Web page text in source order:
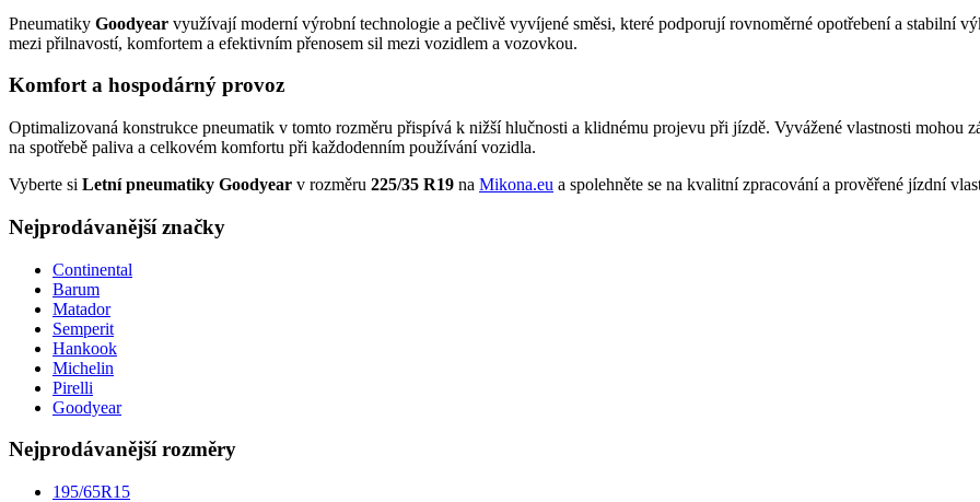
Pneumatiky Goodyear využívají moderní výrobní technologie a pečlivě vyvíjené směsi, které podporují rovnoměrné opotřebení a stabilní
mezi přilnavostí, komfortem a efektivním přenosem sil mezi vozidlem a vozovkou.
Komfort a hospodárný provoz
Optimalizovaná konstrukce pneumatik v tomto rozměru přispívá k nižší hlučnosti a klidnému projevu při jízdě. Vyvážené vlastnosti mohou
na spotřebě paliva a celkovém komfortu při každodenním používání vozidla.
Vyberte si Letní pneumatiky Goodyear v rozměru 225/35 R19 na Mikona.eu a spolehněte se na kvalitní zpracování a prověřené jízdní
Nejprodávanější značky
Continental
Barum
Matador
Semperit
Hankook
Michelin
Pirelli
Goodyear
Nejprodávanější rozměry
195/65R15